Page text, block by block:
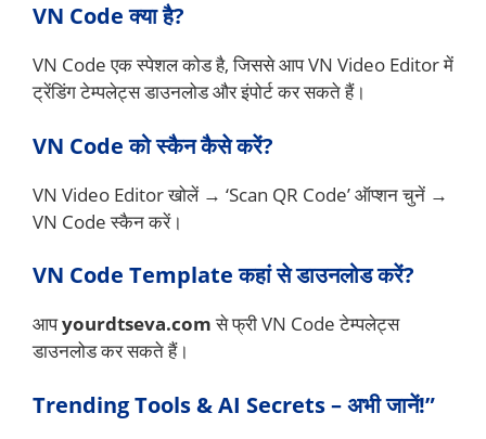
VN Code क्या है?
VN Code एक स्पेशल कोड है, जिससे आप VN Video Editor में
ट्रेंडिंग टेम्पलेट्स डाउनलोड और इंपोर्ट कर सकते हैं।
VN Code को स्कैन कैसे करें?
VN Video Editor खोलें → ‘Scan QR Code’ ऑप्शन चुनें →
VN Code स्कैन करें।
VN Code Template कहां से डाउनलोड करें?
आपyourdtseva.comसे फ्री VN Code टेम्पलेट्स
डाउनलोड कर सकते हैं।
Trending Tools & AI Secrets – अभी जानें!”